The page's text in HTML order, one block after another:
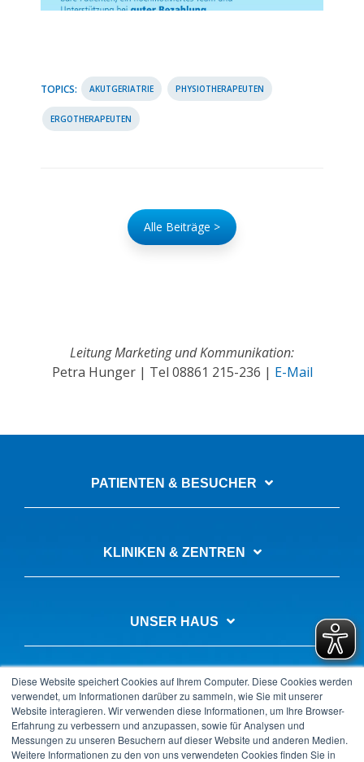
Diese Website speichert Cookies auf Ihrem Computer. Diese Cookies werden
verwendet, um Informationen darüber zu sammeln, wie Sie mit unserer
Website interagieren. Wir verwenden diese Informationen, um Ihre Browser-
Erfahrung zu verbessern und anzupassen, sowie für Analysen und
Messungen zu unseren Besuchern auf dieser Website und anderen Medien.
Weitere Informationen zu den von uns verwendeten Cookies finden Sie in
TOPICS: AKUTGERIATRIE PHYSIOTHERAPEUTEN
ERGOTHERAPEUTEN
Alle Beiträge >
Leitung Marketing und Kommunikation:
Petra Hunger | Tel 08861 215-236 | E-Mail
PATIENTEN & BESUCHER
KLINIKEN & ZENTREN
UNSER HAUS
AUSBILDUNG & KARRIERE